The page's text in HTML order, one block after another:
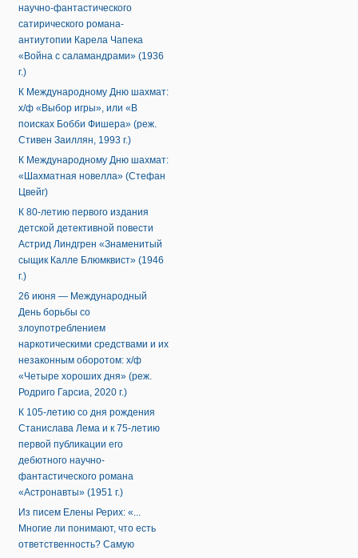
научно-фантастического
сатирического романа-
антиутопии Карела Чапека
«Война с саламандрами» (1936
г.)
К Международному Дню шахмат:
х/ф «Выбор игры», или «В
поисках Бобби Фишера» (реж.
Стивен Заиллян, 1993 г.)
К Международному Дню шахмат:
«Шахматная новелла» (Стефан
Цвейг)
К 80-летию первого издания
детской детективной повести
Астрид Линдгрен «Знаменитый
сыщик Калле Блюмквист» (1946
г.)
26 июня — Международный
День борьбы со
злоупотреблением
наркотическими средствами и их
незаконным оборотом: х/ф
«Четыре хороших дня» (реж.
Родриго Гарсиа, 2020 г.)
К 105-летию со дня рождения
Станислава Лема и к 75-летию
первой публикации его
дебютного научно-
фантастического романа
«Астронавты» (1951 г.)
Из писем Елены Рерих: «...
Многие ли понимают, что есть
ответственность? Самую